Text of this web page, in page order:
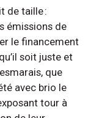
de taille :
émissions de
le financement
soit juste et
que
avec brio le
tour à